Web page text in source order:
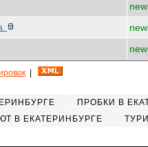
ПРОБКИ В
В ЕКАТЕРИНБУРГЕ